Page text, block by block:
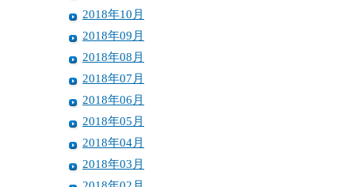
2018年10月
2018年09月
2018年08月
2018年07月
2018年06月
2018年05月
2018年04月
2018年03月